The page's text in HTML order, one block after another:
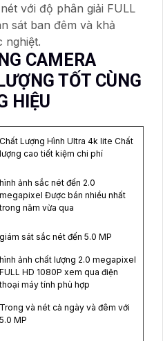
với độ phân giải FULL
sát ban đêm và khả
nghiệt.
CAMERA
TỐT CÙNG
HIỆU
Chất Lượng Hình Ultra 4k lite Chất
lượng cao tiết kiệm chi phí
hình ảnh sắc nét đến 2.0
megapixel Được bán nhiều nhất
trong năm vừa qua
giám sát sắc nét đến 5.0 MP
hình ảnh chất lượng 2.0 megapixel
FULL HD 1080P xem qua điện
thoại máy tính phù hợp
Trong và nét cả ngày và đêm với
5.0 MP